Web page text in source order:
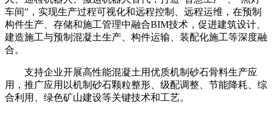
车间”，实现生产过程可视化和远程控制、远程运维，在预制
构件生产、存储和施工管理中融合BIM技术，促进建筑设计、
建造施工与预制混凝土生产、构件运输、装配化施工等深度融
合。
支持企业开展高性能混凝土用优质机制砂石骨料生产应
用，推广应用以机制砂石颗粒整形、级配调整、节能降耗、综
合利用、绿色矿山建设等关键技术和工艺。